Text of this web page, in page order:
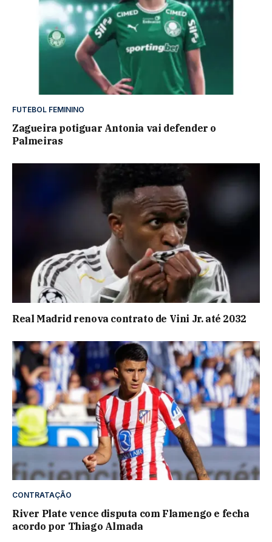
FUTEBOL FEMININO
Zagueira potiguar Antonia vai defender o
Palmeiras
Real Madrid renova contrato de Vini Jr. até 2032
CONTRATAÇÃO
River Plate vence disputa com Flamengo e fecha
acordo por Thiago Almada